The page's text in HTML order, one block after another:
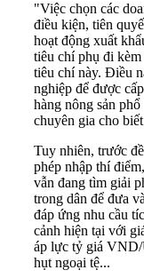
"Việc chọn các
điều kiện, tiên
hoạt động xuất
tiêu chí phụ đi
tiêu chí này. Điều
nghiệp để được
hàng nông sản
chuyên gia cho
Tuy nhiên, trước
phép nhập thí
vẫn đang tìm giải
trong dân để đưa
đáp ứng nhu cầu
cảnh hiện tại với
áp lực tỷ giá VND/
hụt ngoại tệ...